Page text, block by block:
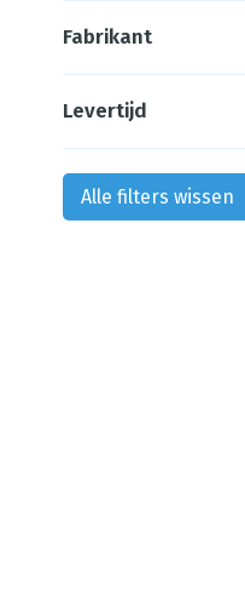
Fabrikant
Levertijd
Alle filters wissen